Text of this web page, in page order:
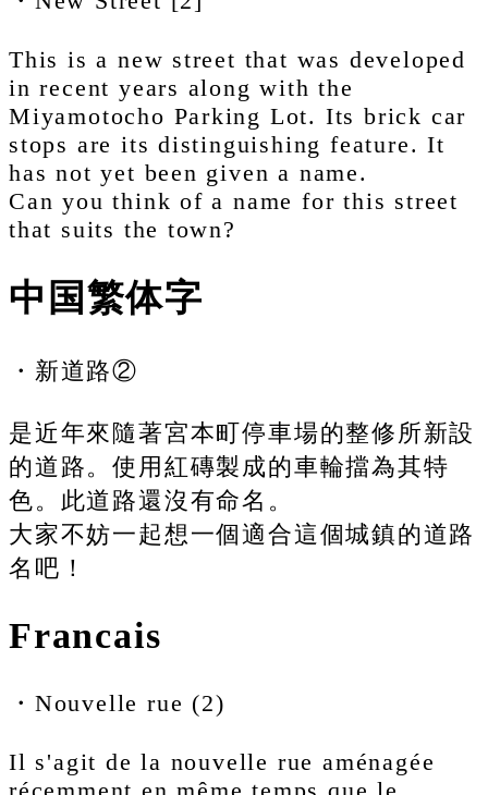
This is a new street that was developed
in recent years along with the
Miyamotocho Parking Lot. Its brick car
stops are its distinguishing feature. It
has not yet been given a name.
Can you think of a name for this street
that suits the town?
中国繁体字
・新道路②
是近年來隨著宮本町停車場的整修所新設
的道路。使用紅磚製成的車輪擋為其特
色。此道路還沒有命名。
大家不妨一起想一個適合這個城鎮的道路
名吧！
Francais
・Nouvelle rue (2)
Il s'agit de la nouvelle rue aménagée